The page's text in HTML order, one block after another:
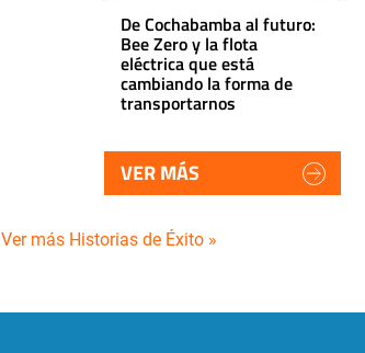
De Cochabamba al futuro:
Bee Zero y la flota
eléctrica que está
cambiando la forma de
transportarnos
VER MÁS
Ver más Historias de Éxito »